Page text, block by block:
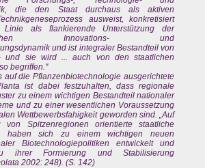
die den Staat durchaus als aktiven
ausweist, konkretisiert
als flankierende Unterstützung der
Innovations- und
und ist integraler Bestandteil von
und sie wird ... auch von den staatlichen
begriffen."
auf die Pflanzenbiotechnologie ausgerichtete
ist dabei festzuhalten, dass regionale
zu einem wichtigen Bestandteil nationaler
und zu einer wesentlichen Voraussetzung
Wettbewerbsfahigkeit geworden sind. „Auf
von Spitzenregionen orientierte staatliche
haben sich zu einem wichtigen neuen
Biotechnologiepolitiken entwickelt und
ihrer Formierung und Stabilisierung
2002: 248). (S. 142)